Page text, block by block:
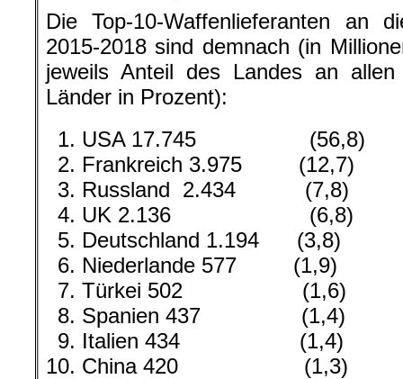
Die Top-10-Waffenlieferanten an
2015-2018 sind demnach (in
jeweils Anteil des Landes an
Länder in Prozent):
USA 17.745 (56,8)
Frankreich 3.975 (12,7)
Russland 2.434 (7,8)
UK 2.136 (6,8)
Deutschland 1.194 (3,8)
Niederlande 577 (1,9)
Türkei 502 (1,6)
Spanien 437 (1,4)
Italien 434 (1,4)
China 420 (1,3)